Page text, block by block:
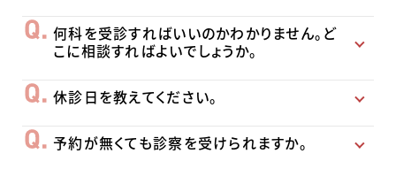
何科を受診すればいいのかわかりません。ど
こに相談すればよいでしょうか。
休診日を教えてください。
予約が無くても診察を受けられますか。